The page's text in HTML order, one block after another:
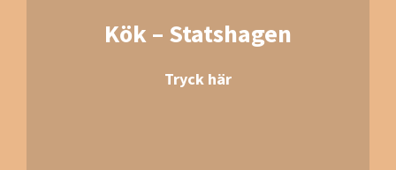
Kök – Statshagen
Tryck här